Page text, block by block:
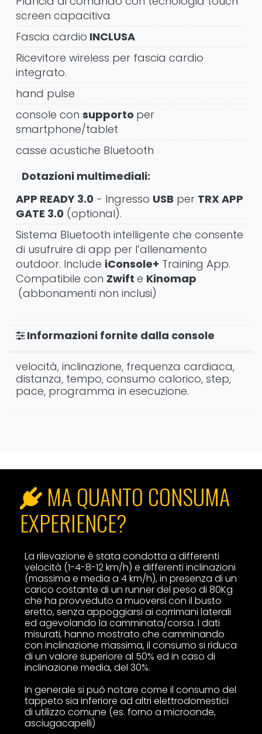
screen capacitiva
Fascia cardio INCLUSA
Ricevitore wireless per fascia cardio
integrato.
hand pulse
console con supporto per
smartphone/tablet
casse acustiche Bluetooth
Dotazioni multimediali:
APP READY 3.0 - Ingresso USB per TRX APP
GATE 3.0 (optional).
Sistema Bluetooth intelligente che consente
di usufruire di app per l’allenamento
outdoor. Include iConsole+ Training App.
Compatibile con Zwift e Kinomap
(abbonamenti non inclusi)
Informazioni fornite dalla console
velocità, inclinazione, frequenza cardiaca,
distanza, tempo, consumo calorico, step,
pace, programma in esecuzione.
MA QUANTO CONSUMA
EXPERIENCE?
La rilevazione è stata condotta a differenti
velocità (1-4-8-12 km/h) e differenti inclinazioni
(massima e media a 4 km/h), in presenza di un
carico costante di un runner del peso di 80Kg
che ha provveduto a muoversi con il busto
eretto, senza appoggiarsi ai corrimani laterali
ed agevolando la camminata/corsa. I dati
misurati, hanno mostrato che camminando
con inclinazione massima, il consumo si riduca
di un valore superiore al 50% ed in caso di
inclinazione media, del 30%.
In generale si può notare come il consumo del
tappeto sia inferiore ad altri elettrodomestici
di utilizzo comune (es. forno a microonde,
asciugacapelli)